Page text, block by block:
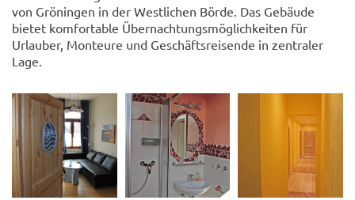
von Gröningen in der Westlichen Börde. Das Gebäude
bietet komfortable Übernachtungsmöglichkeiten für
Urlauber, Monteure und Geschäftsreisende in zentraler
Lage.